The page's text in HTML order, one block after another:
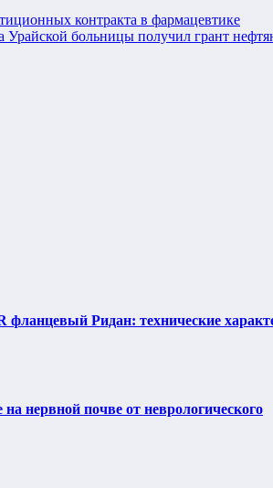
контракта в фармацевтике
Урайской больницы получил грант
Ридан: технические
нервной почве от неврологического